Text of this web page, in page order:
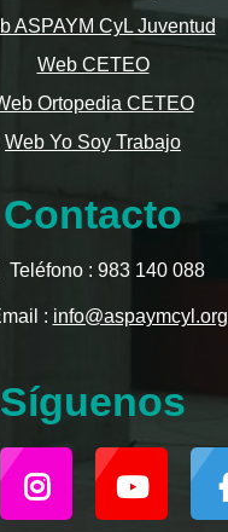
ASPAYM CyL Juventud
Web CETEO
Ortopedia CETEO
Web Yo Soy Trabajo
Contacto
Teléfono : 983 140 088
: info@aspaymcyl.org
Síguenos